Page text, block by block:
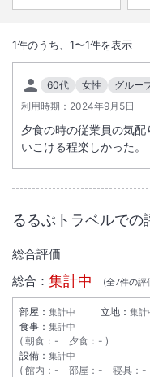
木の香漂う落ち着いた雰囲
りを囲み炭火焼きでお楽し
可能。要予約
駐車場あり
施設からのお知らせ
1件のうち、 1〜1件を表示
60代 女性
グルー
利用時期： 2024年9月5日
夕食の時の従業員の気
いこける程楽しかった。
るるぶトラベルでの
総合評価
総合： 集計中 (全7件の評
部屋： 集計中 立地： 集計
食事： 集計中
朝食 ： - 夕食 ： -
設備： 集計中
館内 ： - 部屋 ： - 寝具 ： -